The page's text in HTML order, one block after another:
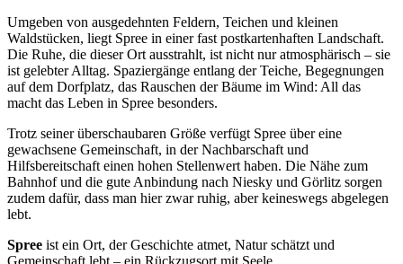
Umgeben von ausgedehnten Feldern, Teichen und kleinen
Waldstücken, liegt Spree in einer fast postkartenhaften Landschaft.
Die Ruhe, die dieser Ort ausstrahlt, ist nicht nur atmosphärisch – sie
ist gelebter Alltag. Spaziergänge entlang der Teiche, Begegnungen
auf dem Dorfplatz, das Rauschen der Bäume im Wind: All das
macht das Leben in Spree besonders.
Trotz seiner überschaubaren Größe verfügt Spree über eine
gewachsene Gemeinschaft, in der Nachbarschaft und
Hilfsbereitschaft einen hohen Stellenwert haben. Die Nähe zum
Bahnhof und die gute Anbindung nach Niesky und Görlitz sorgen
zudem dafür, dass man hier zwar ruhig, aber keineswegs abgelegen
lebt.
Spree ist ein Ort, der Geschichte atmet, Natur schätzt und
Gemeinschaft lebt – ein Rückzugsort mit Seele.